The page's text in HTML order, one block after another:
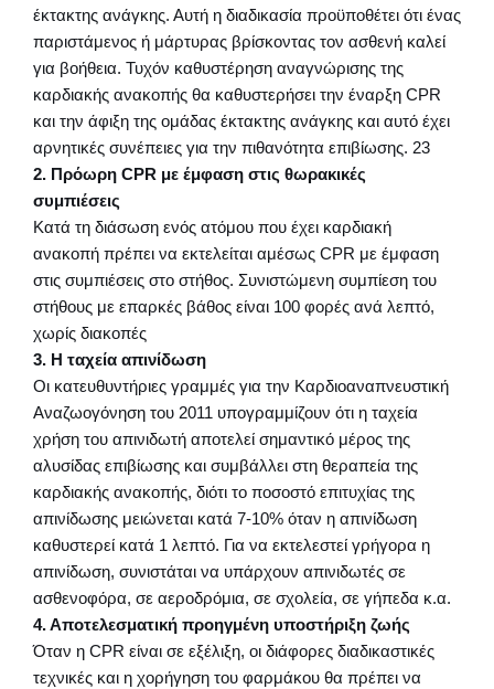
έκτακτης ανάγκης. Αυτή η διαδικασία προϋποθέτει ότι ένας
παριστάμενος ή μάρτυρας βρίσκοντας τον ασθενή καλεί
για βοήθεια. Τυχόν καθυστέρηση αναγνώρισης της
καρδιακής ανακοπής θα καθυστερήσει την έναρξη CPR
και την άφιξη της ομάδας έκτακτης ανάγκης και αυτό έχει
αρνητικές συνέπειες για την πιθανότητα επιβίωσης. 23
2. Πρόωρη CPR με έμφαση στις θωρακικές
συμπιέσεις
Κατά τη διάσωση ενός ατόμου που έχει καρδιακή
ανακοπή πρέπει να εκτελείται αμέσως CPR με έμφαση
στις συμπιέσεις στο στήθος. Συνιστώμενη συμπίεση του
στήθους με επαρκές βάθος είναι 100 φορές ανά λεπτό,
χωρίς διακοπές
3. Η ταχεία απινίδωση
Οι κατευθυντήριες γραμμές για την Καρδιοαναπνευστική
Αναζωογόνηση του 2011 υπογραμμίζουν ότι η ταχεία
χρήση του απινιδωτή αποτελεί σημαντικό μέρος της
αλυσίδας επιβίωσης και συμβάλλει στη θεραπεία της
καρδιακής ανακοπής, διότι το ποσοστό επιτυχίας της
απινίδωσης μειώνεται κατά 7-10% όταν η απινίδωση
καθυστερεί κατά 1 λεπτό. Για να εκτελεστεί γρήγορα η
απινίδωση, συνιστάται να υπάρχουν απινιδωτές σε
ασθενοφόρα, σε αεροδρόμια, σε σχολεία, σε γήπεδα κ.α.
4. Αποτελεσματική προηγμένη υποστήριξη ζωής
Όταν η CPR είναι σε εξέλιξη, οι διάφορες διαδικαστικές
τεχνικές και η χορήγηση του φαρμάκου θα πρέπει να